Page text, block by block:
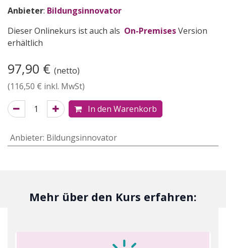
Anbieter: Bildungsinnovator
Dieser Onlinekurs ist auch als On-PremisesVersion
erhältlich
97,90 € (netto)
(116,50 € inkl. MwSt)
In den Warenkorb
Anbieter: Bildungsinnovator
Mehr über den Kurs erfahren: